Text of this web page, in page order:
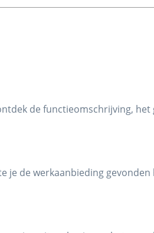
de functieomschrijving, het
je de werkaanbieding